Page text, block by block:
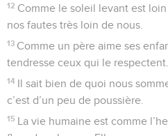
12 Comme le soleil levant est
nos fautes très loin de nous.
13 Comme un père aime ses
tendresse ceux qui le respectent.
14 Il sait bien de quoi nous
c’est d’un peu de poussière.
15 La vie humaine est comme